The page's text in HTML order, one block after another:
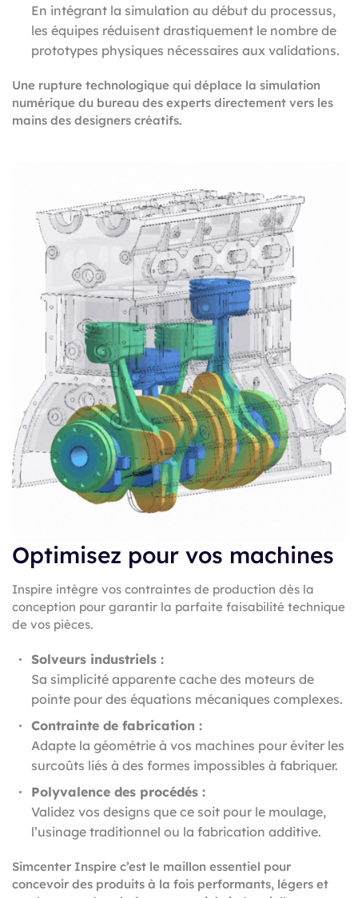
En intégrant la simulation au début du processus,
les équipes réduisent drastiquement le nombre de
prototypes physiques nécessaires aux validations.
Une rupture technologique qui déplace la simulation
numérique du bureau des experts directement vers les
mains des designers créatifs.
Optimisez pour vos machines
Inspire intègre vos contraintes de production dès la
conception pour garantir la parfaite faisabilité technique
de vos pièces.
Solveurs industriels :
Sa simplicité apparente cache des moteurs de
pointe pour des équations mécaniques complexes.
Contrainte de fabrication :
Adapte la géométrie à vos machines pour éviter les
surcoûts liés à des formes impossibles à fabriquer.
Polyvalence des procédés :
Validez vos designs que ce soit pour le moulage,
l’usinage traditionnel ou la fabrication additive.
Simcenter Inspire c’est le maillon essentiel pour
concevoir des produits à la fois performants, légers et